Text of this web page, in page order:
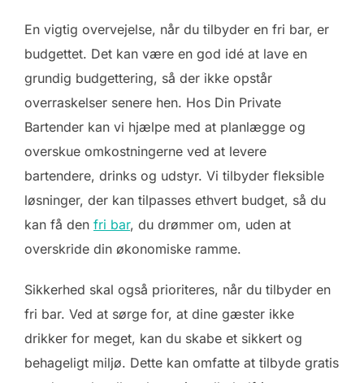
En vigtig overvejelse, når du tilbyder en fri bar, er
budgettet. Det kan være en god idé at lave en
grundig budgettering, så der ikke opstår
overraskelser senere hen. Hos Din Private
Bartender kan vi hjælpe med at planlægge og
overskue omkostningerne ved at levere
bartendere, drinks og udstyr. Vi tilbyder fleksible
løsninger, der kan tilpasses ethvert budget, så du
kan få den fri bar, du drømmer om, uden at
overskride din økonomiske ramme.
Sikkerhed skal også prioriteres, når du tilbyder en
fri bar. Ved at sørge for, at dine gæster ikke
drikker for meget, kan du skabe et sikkert og
behageligt miljø. Dette kan omfatte at tilbyde gratis